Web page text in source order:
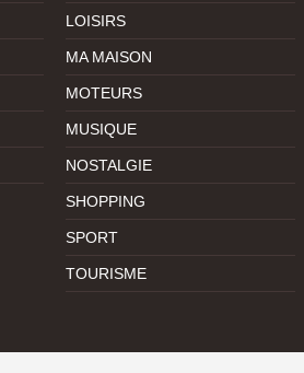
LOISIRS
MA MAISON
MOTEURS
MUSIQUE
NOSTALGIE
SHOPPING
SPORT
TOURISME